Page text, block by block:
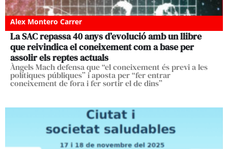
Alex Montero Carrer
La SAC repassa 40 anys d’evolució amb un llibre
que reivindica el coneixement com a base per
assolir els reptes actuals
Àngels Mach defensa que “el coneixement és previ a les
polítiques públiques” i aposta per “fer entrar
coneixement de fora i fer sortir el de dins”